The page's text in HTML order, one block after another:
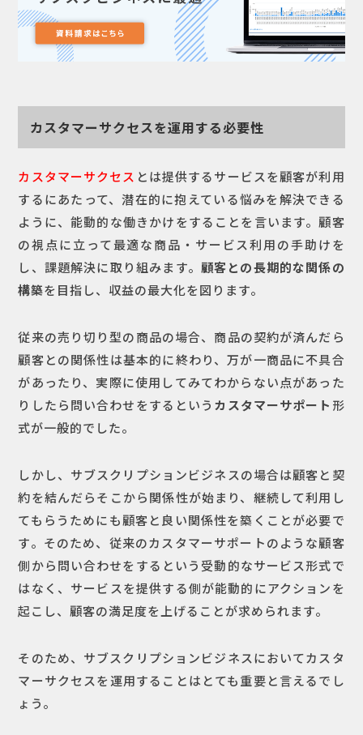
カスタマーサクセスを運用する必要性
カスタマーサクセス とは提供するサービスを顧客が利用
するにあたって、潜在的に抱えている悩みを解決できる
ように、能動的な働きかけをすることを言います。顧客
の視点に立って最適な商品・サービス利用の手助けを
し、課題解決に取り組みます。 顧客との長期的な関係の
構築を目指し、収益の最大化を図ります。
従来の売り切り型の商品の場合、商品の契約が済んだら
顧客との関係性は基本的に終わり、万が一商品に不具合
があったり、実際に使用してみてわからない点があった
りしたら問い合わせをするという カスタマーサポート 形
式が一般的でした。
しかし、サブスクリプションビジネスの場合は顧客と契
約を結んだらそこから関係性が始まり、継続して利用し
てもらうためにも顧客と良い関係性を築くことが必要で
す。そのため、従来のカスタマーサポートのような顧客
側から問い合わせをするという受動的なサービス形式で
はなく、サービスを提供する側が能動的にアクションを
起こし、顧客の満足度を上げることが求められます。
そのため、サブスクリプションビジネスにおいてカスタ
マーサクセスを運用することはとても重要と言えるでし
ょう。